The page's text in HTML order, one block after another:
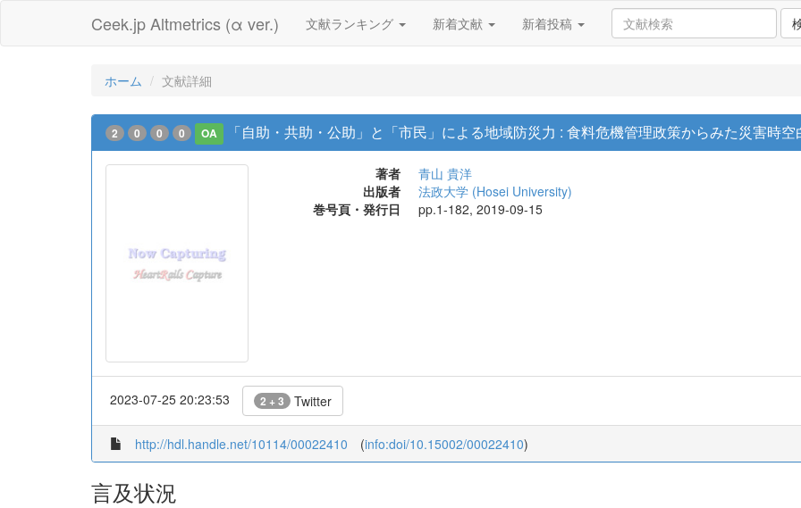
Ceek.jp Altmetrics (α ver.) 文献ランキング 新着文献 新着投稿
ホーム 文献詳細
2 0 0 0 OA 「自助・共助・公助」と「市民」による地域防災力 : 食料危機管理政策からみた災害時
著者
青山 貴洋
出版者
法政大学 (Hosei University)
巻号頁・発行日
pp.1-182, 2019-09-15
2023-07-25 20:23:53 2 + 3 Twitter
http://hdl.handle.net/10114/00022410 (info:doi/10.15002/00022410)
言及状況